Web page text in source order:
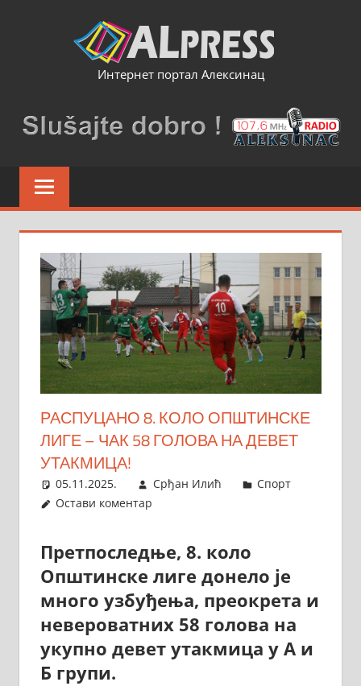
Интернет портал Алексинац
РАСПУЦАНО 8. КОЛО ОПШТИНСКЕ
ЛИГЕ – ЧАК 58 ГОЛОВА НА ДЕВЕТ
УТАКМИЦА!
05.11.2025. Срђан Илић
Спорт
Остави коментар
Претпоследње, 8. коло
Општинске лиге донело је
много узбуђења, преокрета и
невероватних 58 голова на
укупно девет утакмица у А и
Б групи.